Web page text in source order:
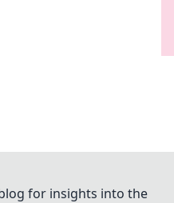
for insights into the